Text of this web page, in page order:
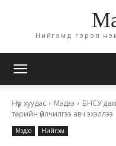
Нийгэмд гэрэл
Нүүр хуудас Мэдээ
БНСУ
төрийн үйлчилгээ авч эхэллээ
Мэдээ Нийгэм